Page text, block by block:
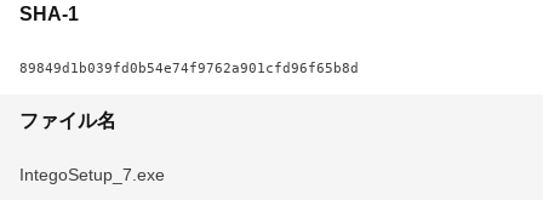
SHA-1
89849d1b039fd0b54e74f9762a901cfd96f65b8d
ファイル名
IntegoSetup_7.exe